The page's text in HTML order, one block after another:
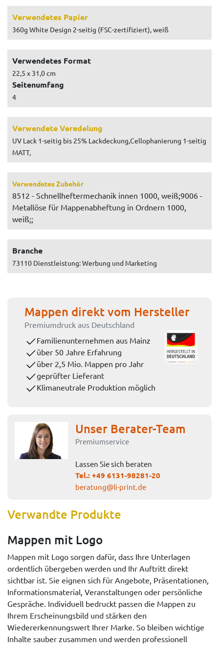
Verwendetes Papier
360g White Design 2-seitig (FSC-zertifiziert), weiß
Verwendetes Format
22,5 x 31,0 cm
Seitenumfang
4
Verwendete Veredelung
UV Lack 1-seitig bis 25% Lackdeckung,Cellophanierung 1-seitig
MATT,
Verwendetes Zubehör
8512 - Schnellheftermechanik innen 1000, weiß;9006 -
Metallöse für Mappenabheftung in Ordnern 1000,
weiß;;
Branche
73110 Dienstleistung: Werbung und Marketing
Mappen direkt vom Hersteller
Premiumdruck aus Deutschland
Familienunternehmen aus Mainz
über 50 Jahre Erfahrung
über 2,5 Mio. Mappen pro Jahr
geprüfter Lieferant
Klimaneutrale Produktion möglich
Unser Berater-Team
Premiumservice
Lassen Sie sich beraten
Tel.:+49 6131-98281-20
beratung@li-print.de
Verwandte Produkte
Mappen mit Logo
Mappen mit Logo sorgen dafür, dass Ihre Unterlagen
ordentlich übergeben werden und Ihr Auftritt direkt
sichtbar ist. Sie eignen sich für Angebote, Präsentationen,
Informationsmaterial, Veranstaltungen oder persönliche
Gespräche. Individuell bedruckt passen die Mappen zu
Ihrem Erscheinungsbild und stärken den
Wiedererkennungswert Ihrer Marke. So bleiben wichtige
Inhalte sauber zusammen und werden professionell